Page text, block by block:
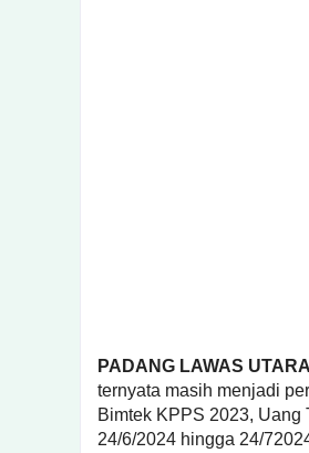
PADANG LAWAS
ternyata masih menjadi
Bimtek KPPS 2023,
24/6/2024 hingga 24/